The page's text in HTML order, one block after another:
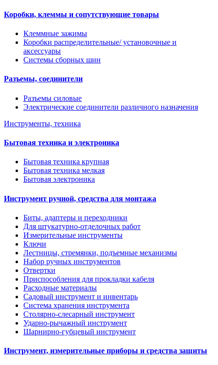
Коробки, клеммы и сопутствующие товары
Клеммные зажимы
Коробки распределительные/ установочные и
аксессуары
Системы сборных шин
Разъемы, соединители
Разъемы силовые
Электрические соединители различного назначения
Инструменты, техника
Бытовая техника и электроника
Бытовая техника крупная
Бытовая техника мелкая
Бытовая электроника
Инструмент ручной, средства для монтажа
Биты, адаптеры и переходники
Для штукатурно-отделочных работ
Измерительные инструменты
Ключи
Лестницы, стремянки, подъемные механизмы
Набор ручных инструментов
Отвертки
Приспособления для прокладки кабеля
Расходные материалы
Садовый инструмент и инвентарь
Система хранения инструмента
Столярно-слесарный инструмент
Ударно-рычажный инструмент
Шарнирно-губцевый инструмент
Инструмент, измерительные приборы и средства защиты